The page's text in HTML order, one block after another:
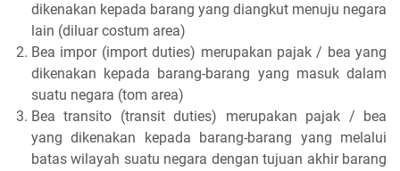
dikenakan kepada barang yang diangkut menuju negara
lain (diluar costum area)
Bea impor (import duties) merupakan pajak / bea yang
dikenakan kepada barang-barang yang masuk dalam
suatu negara (tom area)
Bea transito (transit duties) merupakan pajak / bea
yang dikenakan kepada barang-barang yang melalui
batas wilayah suatu negara dengan tujuan akhir barang